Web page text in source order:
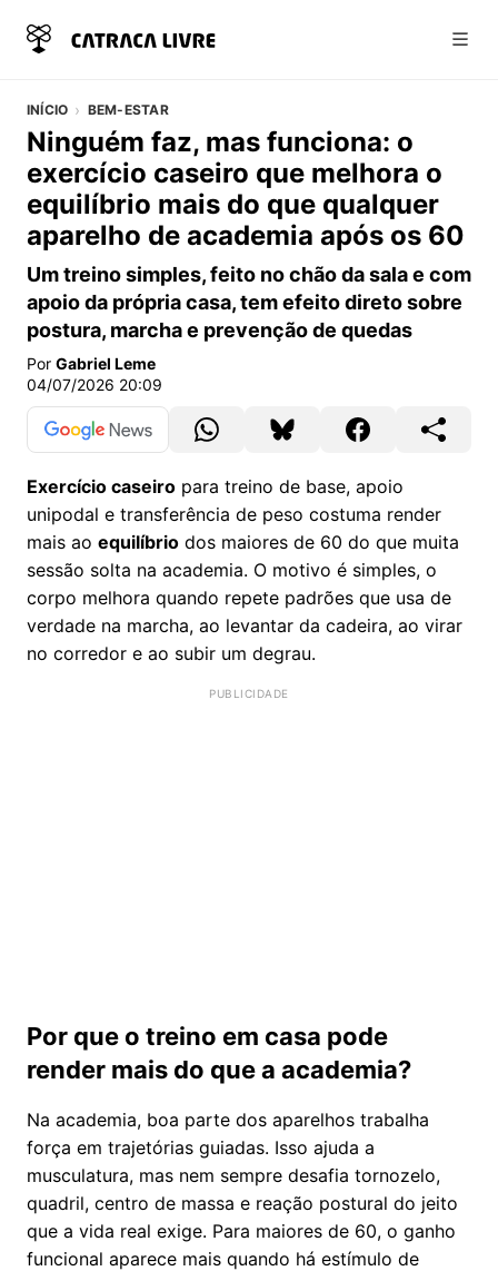
INÍCIO BEM-ESTAR
Ninguém faz, mas funciona: o
exercício caseiro que melhora o
equilíbrio mais do que qualquer
aparelho de academia após os 60
Um treino simples, feito no chão da sala e com
apoio da própria casa, tem efeito direto sobre
postura, marcha e prevenção de quedas
Por Gabriel Leme
04/07/2026 20:09
Exercício caseiro para treino de base, apoio
unipodal e transferência de peso costuma render
mais ao equilíbrio dos maiores de 60 do que muita
sessão solta na academia. O motivo é simples, o
corpo melhora quando repete padrões que usa de
verdade na marcha, ao levantar da cadeira, ao virar
no corredor e ao subir um degrau.
Por que o treino em casa pode
render mais do que a academia?
Na academia, boa parte dos aparelhos trabalha
força em trajetórias guiadas. Isso ajuda a
musculatura, mas nem sempre desafia tornozelo,
quadril, centro de massa e reação postural do jeito
que a vida real exige. Para maiores de 60, o ganho
funcional aparece mais quando há estímulo de